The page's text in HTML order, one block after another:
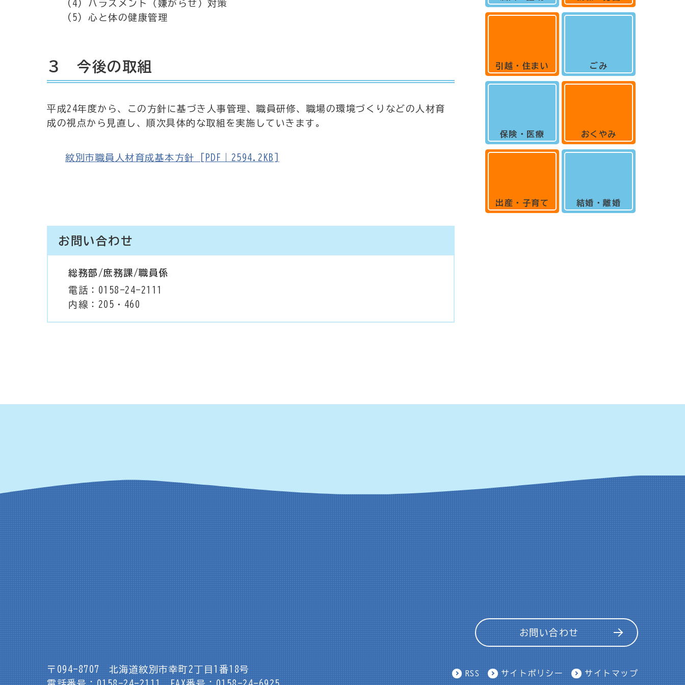
(4) ハラスメント（嫌がらせ）対策
(5) 心と体の健康管理
３ 今後の取組
平成24年度から、この方針に基づき人事管理、職員研修、職場の環境づくりなどの人材育
成の視点から見直し、順次具体的な取組を実施していきます。
紋別市職員人材育成基本方針 [PDF｜2594.2KB]
お問い合わせ
総務部/庶務課/職員係
電話：0158-24-2111
内線：205・460
引越・住まい
保険・医療
出産・子育て
ごみ
おくやみ
結婚・離婚
〒094-8707
北海道紋別市幸町2丁目1番18号
お問い合わせ
RSS サイトポリシー サイトマップ